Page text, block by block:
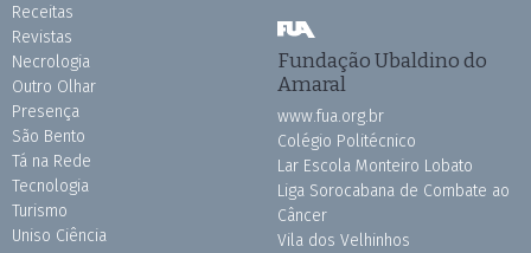
Receitas
Revistas
Necrologia
Outro Olhar
Presença
São Bento
Tá na Rede
Tecnologia
Turismo
Uniso Ciência
Fundação Ubaldino do
Amaral
www.fua.org.br
Colégio Politécnico
Lar Escola Monteiro Lobato
Liga Sorocabana de Combate ao
Câncer
Vila dos Velhinhos